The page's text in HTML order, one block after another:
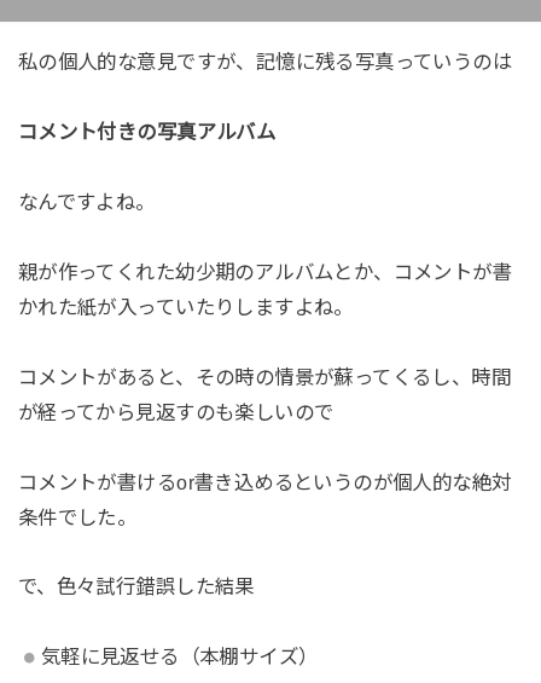
私の個人的な意見ですが、記憶に残る写真っていうのは
コメント付きの写真アルバム
なんですよね。
親が作ってくれた幼少期のアルバムとか、コメントが書
かれた紙が入っていたりしますよね。
コメントがあると、その時の情景が蘇ってくるし、時間
が経ってから見返すのも楽しいので
コメントが書けるor書き込めるというのが個人的な絶対
条件でした。
で、色々試行錯誤した結果
気軽に見返せる（本棚サイズ）